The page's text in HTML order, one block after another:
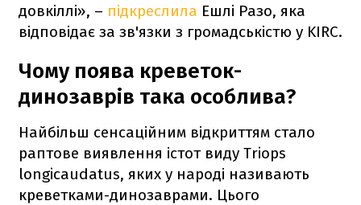
довкіллі», – підкреслила Ешлі Разо, яка
відповідає за зв'язки з громадськістю у KIRC.
Чому поява креветок-
динозаврів така особлива?
Найбільш сенсаційним відкриттям стало
раптове виявлення істот виду Triops
longicaudatus, яких у народі називають
креветками-динозаврами. Цього